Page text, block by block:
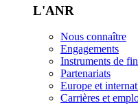
L'ANR
Nous connaître
Engagements
Instruments de
Partenariats
Europe et
Carrières et